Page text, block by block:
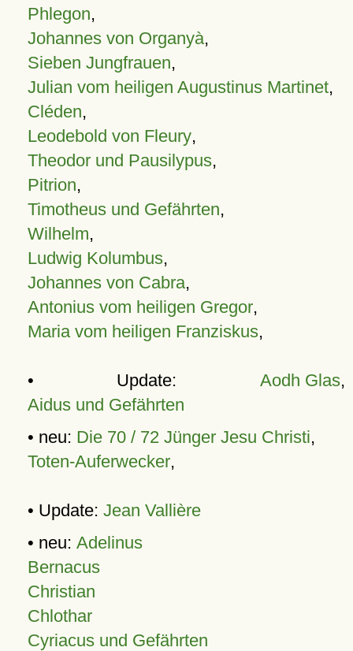
Phlegon,
Johannes von Organyà,
Sieben Jungfrauen,
Julian vom heiligen Augustinus Martinet,
Cléden,
Leodebold von Fleury,
Theodor und Pausilypus,
Pitrion,
Timotheus und Gefährten,
Wilhelm,
Ludwig Kolumbus,
Johannes von Cabra,
Antonius vom heiligen Gregor,
Maria vom heiligen Franziskus,
• Update: Aodh Glas,
Aidus und Gefährten
• neu: Die 70 / 72 Jünger Jesu Christi,
Toten-Auferwecker,
• Update: Jean Vallière
• neu: Adelinus
Bernacus
Christian
Chlothar
Cyriacus und Gefährten